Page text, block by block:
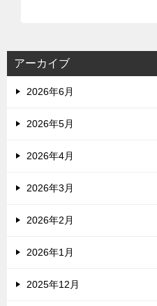
アーカイブ
2026年6月
2026年5月
2026年4月
2026年3月
2026年2月
2026年1月
2025年12月